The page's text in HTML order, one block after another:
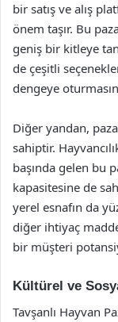
bir satış ve alış
önem taşır. Bu
geniş bir kitleye
de çeşitli
dengeye
Diğer yandan,
sahiptir.
başında gelen bu
kapasitesine de
yerel esnafın da
diğer ihtiyaç
bir müşteri
Kültürel ve
Tavşanlı Hayvan